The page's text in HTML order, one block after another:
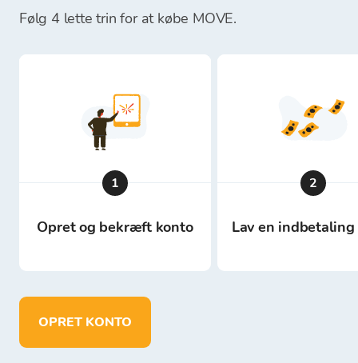
Følg 4 lette trin for at købe MOVE.
1
Opret og bekræft konto
2
Lav en indbetaling
OPRET KONTO